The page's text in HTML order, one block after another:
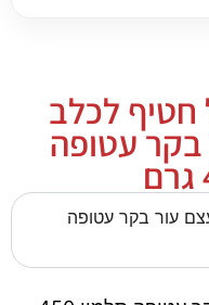
חטיף לכלב
עטופה
עור בקר עטופה